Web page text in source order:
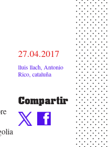
27.04.2017
lluis llach, Antonio
Rico, cataluña
Compartir